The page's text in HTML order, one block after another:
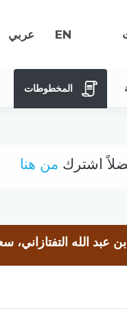
EN عربي
المخطوطات
اشترك من هنا
عبد الله التفتازاني،